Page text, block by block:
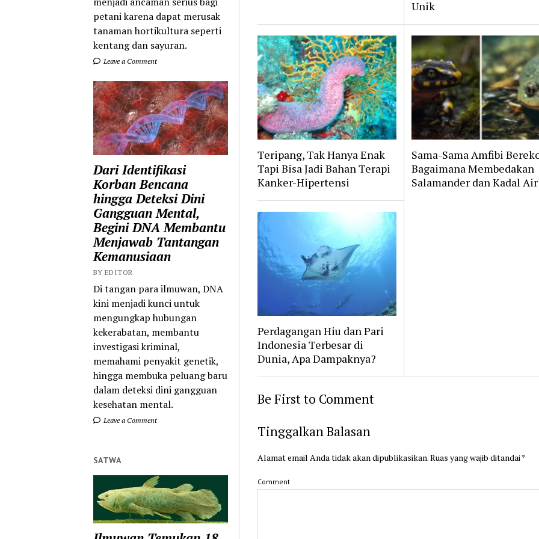
petani karena dapat merusak
tanaman hortikultura seperti
kentang dan sayuran.
Leave a Comment
Dari Identifikasi
Korban Bencana
hingga Deteksi Dini
Gangguan Mental,
Begini DNA Membantu
Menjawab Tantangan
Kemanusiaan
BY EDITOR
Di tangan para ilmuwan, DNA
kini menjadi kunci untuk
mengungkap hubungan
kekerabatan, membantu
investigasi kriminal,
memahami penyakit genetik,
hingga membuka peluang baru
dalam deteksi dini gangguan
kesehatan mental.
Leave a Comment
SATWA
Unik
Teripang, Tak Hanya Enak
Tapi Bisa Jadi Bahan Terapi
Kanker-Hipertensi
Sama-Sama Amfibi
Bagaimana Membedakan
Salamander dan Kadal
Perdagangan Hiu dan Pari
Indonesia Terbesar di
Dunia, Apa Dampaknya?
Be First to Comment
Tinggalkan Balasan
Alamat email Anda tidak akan dipublikasikan.Ruas yang wajib ditandai *
Comment